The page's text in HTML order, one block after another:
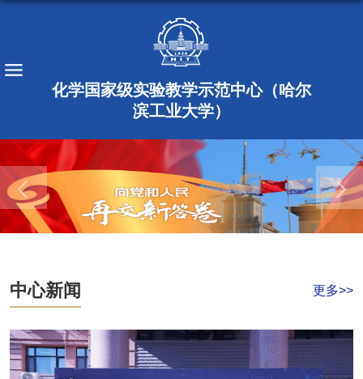
化学国家级实验教学示范中心（哈尔
滨工业大学）
中心新闻 更多>>